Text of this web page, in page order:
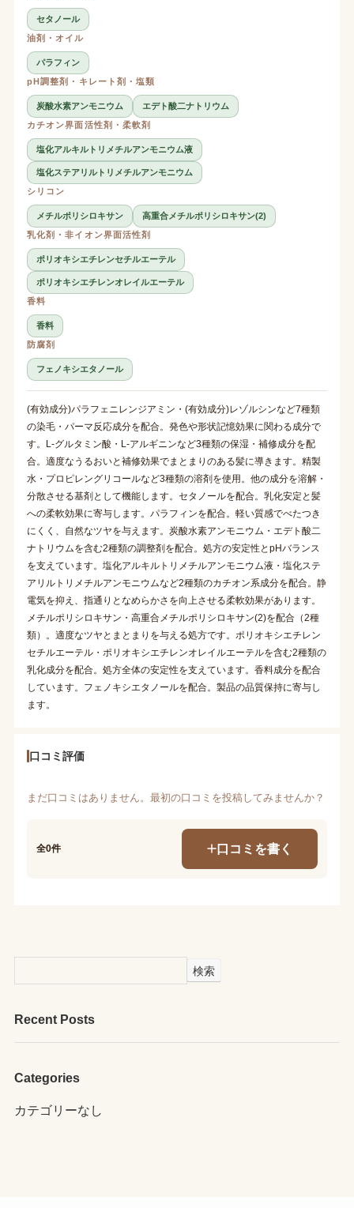
セタノール
油剤・オイル
パラフィン
pH調整剤・キレート剤・塩類
炭酸水素アンモニウム
エデト酸二ナトリウム
カチオン界面活性剤・柔軟剤
塩化アルキルトリメチルアンモニウム液
塩化ステアリルトリメチルアンモニウム
シリコン
メチルポリシロキサン
高重合メチルポリシロキサン(2)
乳化剤・非イオン界面活性剤
ポリオキシエチレンセチルエーテル
ポリオキシエチレンオレイルエーテル
香料
香料
防腐剤
フェノキシエタノール
(有効成分)パラフェニレンジアミン・(有効成分)レゾルシンなど7種類
の染毛・パーマ反応成分を配合。発色や形状記憶効果に関わる成分で
す。L-グルタミン酸・L-アルギニンなど3種類の保湿・補修成分を配
合。適度なうるおいと補修効果でまとまりのある髪に導きます。精製
水・プロピレングリコールなど3種類の溶剤を使用。他の成分を溶解・
分散させる基剤として機能します。セタノールを配合。乳化安定と髪
への柔軟効果に寄与します。パラフィンを配合。軽い質感でべたつき
にくく、自然なツヤを与えます。炭酸水素アンモニウム・エデト酸二
ナトリウムを含む2種類の調整剤を配合。処方の安定性とpHバランス
を支えています。塩化アルキルトリメチルアンモニウム液・塩化ステ
アリルトリメチルアンモニウムなど2種類のカチオン系成分を配合。静
電気を抑え、指通りとなめらかさを向上させる柔軟効果があります。
メチルポリシロキサン・高重合メチルポリシロキサン(2)を配合（2種
類）。適度なツヤとまとまりを与える処方です。ポリオキシエチレン
セチルエーテル・ポリオキシエチレンオレイルエーテルを含む2種類の
乳化成分を配合。処方全体の安定性を支えています。香料成分を配合
しています。フェノキシエタノールを配合。製品の品質保持に寄与し
ます。
口コミ評価
まだ口コミはありません。最初の口コミを投稿してみませんか？
全0件 口コミを書く
検索
Recent Posts
Categories
カテゴリーなし